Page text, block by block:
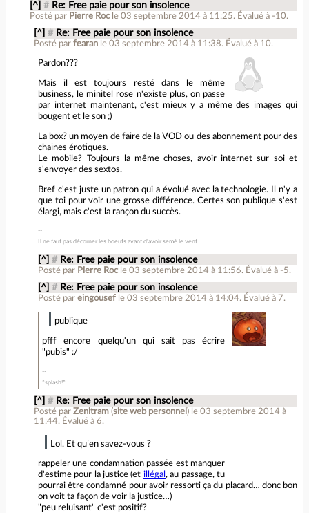
[^] # Re: Free paie pour son insolence
Posté par Pierre Roc le 03 septembre 2014 à 11:25. Évalué à -10.
[^] # Re: Free paie pour son insolence
Posté par fearan le 03 septembre 2014 à 11:38. Évalué à 10.
Pardon???
Mais il est toujours resté dans le même
business, le minitel rose n'existe plus, on passe
par internet maintenant, c'est mieux y a même des images qui
bougent et le son ;)
La box? un moyen de faire de la VOD ou des abonnement pour des
chaines érotiques.
Le mobile? Toujours la même choses, avoir internet sur soi et
s'envoyer des sextos.
Bref c'est juste un patron qui a évolué avec la technologie. Il n'y a
que toi pour voir une grosse différence. Certes son publique s'est
élargi, mais c'est la rançon du succès.
Il ne faut pas décorner les boeufs avant d'avoir semé le vent
[^] # Re: Free paie pour son insolence
Posté par Pierre Roc le 03 septembre 2014 à 11:56. Évalué à -5.
[^] # Re: Free paie pour son insolence
Posté pareingousef le 03 septembre 2014 à 14:04. Évalué à 7.
publique
pfff encore quelqu'un qui sait pas écrire
"pubis" :/
*splash!*
[^] # Re: Free paie pour son insolence
Posté par Zenitram(site web personnel ) le 03 septembre 2014 à
11:44. Évalué à 6.
Lol. Et qu’en savez-vous ?
rappeler une condamnation passée est manquer
d'estime pour la justice (et illégal , au passage, tu
pourrai être condamné pour avoir ressorti ça du placard… donc bon
on voit ta façon de voir la justice…)
"peu reluisant" c'est positif?